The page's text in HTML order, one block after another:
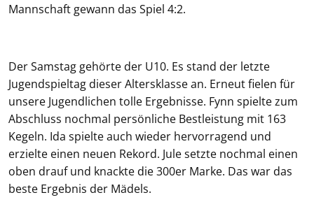
Mannschaft gewann das Spiel 4:2.
Der Samstag gehörte der U10. Es stand der letzte
Jugendspieltag dieser Altersklasse an. Erneut fielen für
unsere Jugendlichen tolle Ergebnisse. Fynn spielte zum
Abschluss nochmal persönliche Bestleistung mit 163
Kegeln. Ida spielte auch wieder hervorragend und
erzielte einen neuen Rekord. Jule setzte nochmal einen
oben drauf und knackte die 300er Marke. Das war das
beste Ergebnis der Mädels.